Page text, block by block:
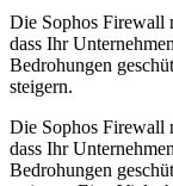
Die Sophos Firewall
dass Ihr
Bedrohungen
steigern.
Die Sophos Firewall
dass Ihr
Bedrohungen